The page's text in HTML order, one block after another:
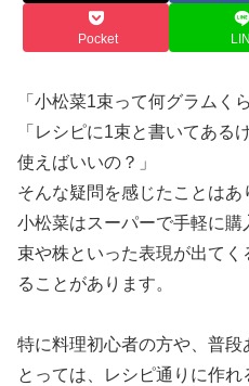
Pocket
「小松菜1束って何グラムく
「レシピに1束と書いてある
使えばいいの？」
そんな疑問を感じたことはあ
小松菜はスーパーで手軽に購
束や株といった表現が出て
ることがあります。
特に料理初心者の方や、普
とっては、レシピ通りに作